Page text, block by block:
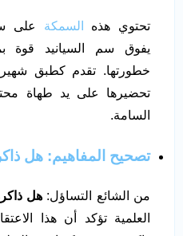
تحتوي هذه السمكة على
يفوق سم السيانيد قوة
خطورتها. تقدم كطبق
تحضيرها على يد طهاة
السامة.
تصحيح المفاهيم: هل ذاكرة
من الشائع التساؤل:هل ذاكرة
العلمية تؤكد أن هذا